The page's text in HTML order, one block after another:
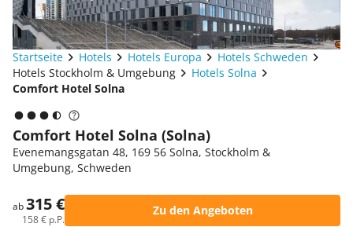
Startseite Hotels Hotels Europa
Hotels Schweden
Hotels Stockholm & Umgebung
Hotels Solna
Comfort Hotel Solna
Comfort Hotel Solna (Solna)
Evenemangsgatan 48, 169 56 Solna, Stockholm &
Umgebung, Schweden
ab315 €
158 € p.P.
Zu den Angeboten